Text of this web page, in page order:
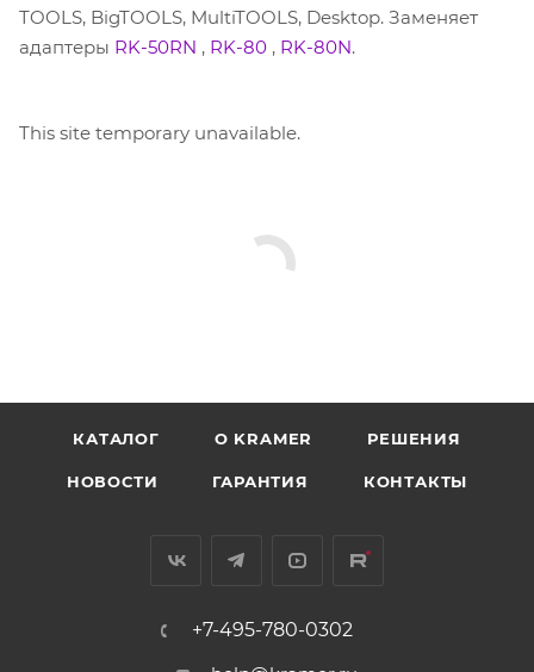
TOOLS, BigTOOLS, MultiTOOLS, Desktop. Заменяет
адаптеры RK-50RN , RK-80 , RK-80N.
This site temporary unavailable.
КАТАЛОГ O KRAMER РЕШЕНИЯ
НОВОСТИ ГАРАНТИЯ КОНТАКТЫ
+7-495-780-0302